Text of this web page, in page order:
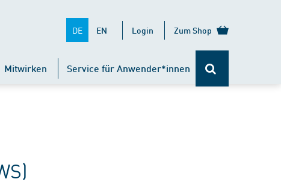
DE EN Login Zum Shop
Mitwirken Service für Anwender*innen